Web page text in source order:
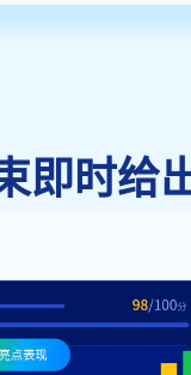
即时给